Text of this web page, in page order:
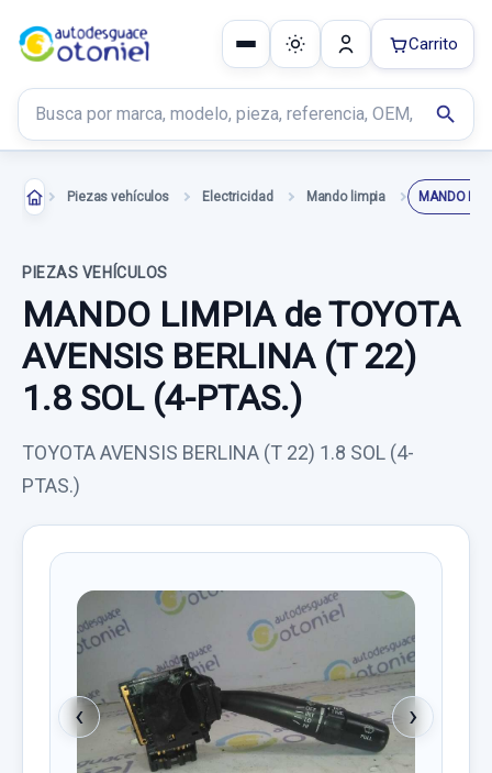
Buscar productos
search
Carrito
Piezas vehículos Electricidad Mando limpia MANDO
PIEZAS VEHÍCULOS
MANDO LIMPIA de TOYOTA
AVENSIS BERLINA (T 22)
1.8 SOL (4-PTAS.)
TOYOTA AVENSIS BERLINA (T 22) 1.8 SOL (4-
PTAS.)
‹ ›